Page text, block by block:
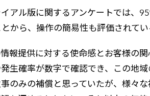
アル版に関するアンケートでは、
から、操作の簡易性も評価されてい
報提供に対する使命感とお客様の
生確率が数字で確認でき、この地
のみの補償と思っていたが、様々